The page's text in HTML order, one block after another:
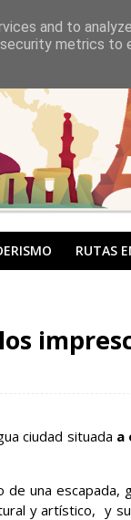
RUTAS
ciudad situada a
una escapada,
y artístico, y
and to
metrics to